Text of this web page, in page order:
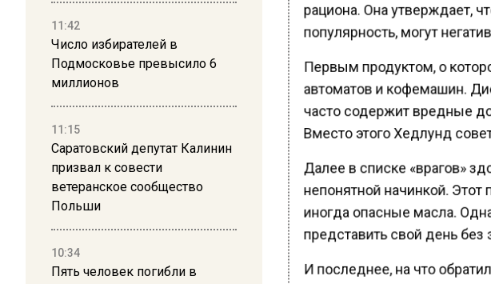
11:42
Число избирателей в
Подмосковье превысило 6
миллионов
11:15
Саратовский депутат Калинин
призвал к совести
ветеранское сообщество
Польши
10:34
Пять человек погибли в
рациона. Она утверждает,
популярность, могут
Первым продуктом, о
автоматов и кофемашин.
часто содержит вредные
Вместо этого Хедлунд
Далее в списке «врагов»
непонятной начинкой.
иногда опасные масла.
представить свой день без
И последнее, на что